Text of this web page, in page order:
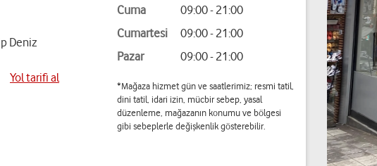
Deniz
Yol tarifi al
Cuma
09:00 - 21:00
Cumartesi
09:00 - 21:00
Pazar
09:00 - 21:00
*Mağaza hizmet gün ve saatlerimiz; resmi tatil,
dini tatil, idari izin, mücbir sebep, yasal
düzenleme, mağazanın konumu ve bölgesi
gibi sebeplerle değişkenlik gösterebilir.